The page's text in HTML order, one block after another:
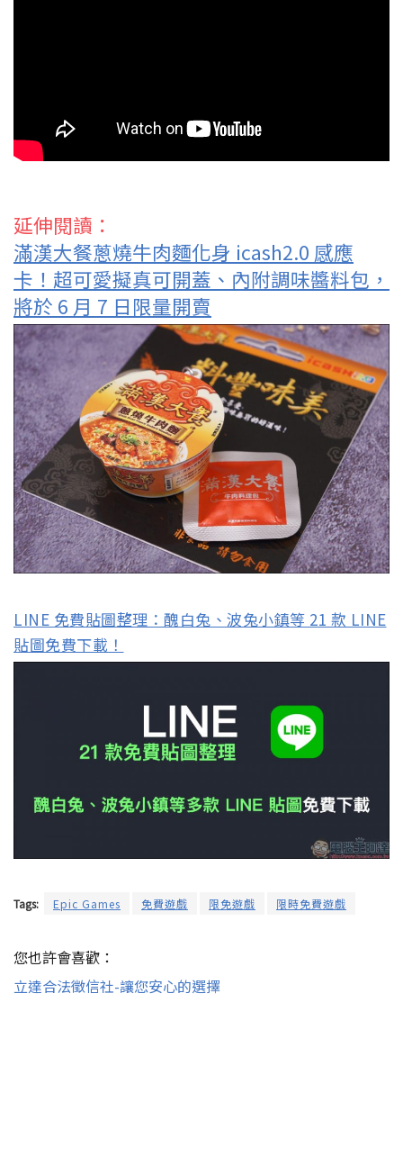
延伸閱讀：
滿漢大餐蔥燒牛肉麵化身 icash2.0 感應
卡！超可愛擬真可開蓋、內附調味醬料包，
將於 6 月 7 日限量開賣
LINE 免費貼圖整理：醜白兔、波兔小鎮等 21 款 LINE
貼圖免費下載！
Tags: Epic Games 免費遊戲 限免遊戲 限時免費遊戲
您也許會喜歡：
立達合法徵信社-讓您安心的選擇